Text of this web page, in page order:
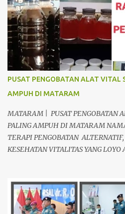
PUSAT PENGOBATAN ALAT VITAL
AMPUH DI MATARAM
MATARAM | PUSAT PENGOBATAN
PALING AMPUH DI MATARAM
TERAPI PENGOBATAN
KESEHATAN VITALITAS YANG
Prakteknya Yang sudah menyebar
Sangat Dibutuhkan di Mata Warga
Keperkasaan Pria, H. Abdul Azis